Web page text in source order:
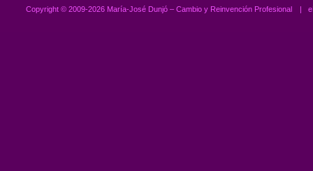
Copyright © 2009-2026 María-José Dunjó – Cambio y Reinvención Profesional |